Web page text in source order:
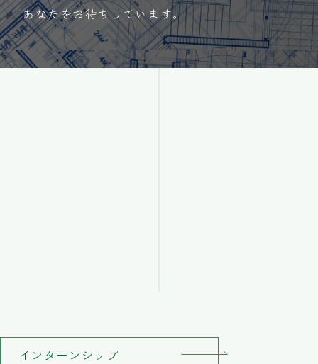
あなたをお待ちしています。
インターンシップ